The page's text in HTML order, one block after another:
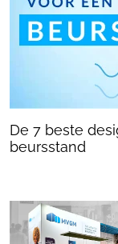
De 7 beste
beursstand